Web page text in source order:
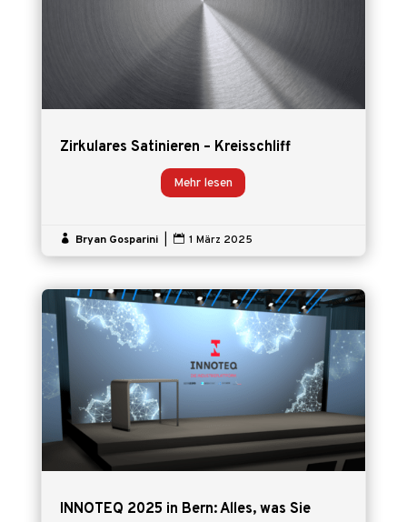
Zirkulares Satinieren – Kreisschliff
Mehr lesen
 Bryan Gosparini  1 März 2025
INNOTEQ 2025 in Bern: Alles, was Sie